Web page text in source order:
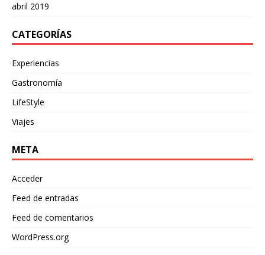
abril 2019
CATEGORÍAS
Experiencias
Gastronomía
LifeStyle
Viajes
META
Acceder
Feed de entradas
Feed de comentarios
WordPress.org